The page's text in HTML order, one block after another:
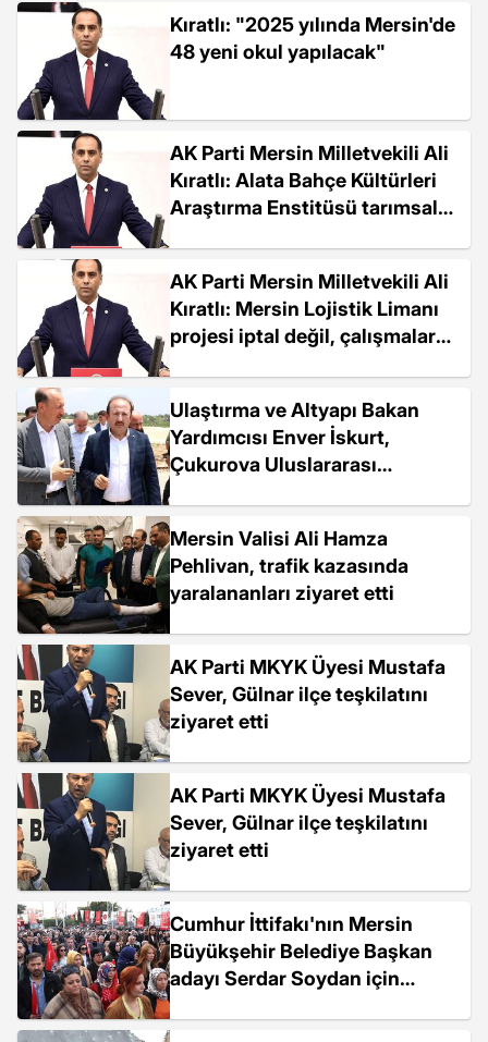
Kıratlı: "2025 yılında Mersin'de
48 yeni okul yapılacak"
AK Parti Mersin Milletvekili Ali
Kıratlı: Alata Bahçe Kültürleri
Araştırma Enstitüsü tarımsal
AK Parti Mersin Milletvekili Ali
Kıratlı: Mersin Lojistik Limanı
projesi iptal değil, çalışmalar
Ulaştırma ve Altyapı Bakan
Yardımcısı Enver İskurt,
Çukurova Uluslararası
incelemede bulundu
Mersin Valisi Ali Hamza
Pehlivan, trafik kazasında
yaralananları ziyaret etti
AK Parti MKYK Üyesi Mustafa
Sever, Gülnar ilçe teşkilatını
ziyaret etti
AK Parti MKYK Üyesi Mustafa
Sever, Gülnar ilçe teşkilatını
ziyaret etti
Cumhur İttifakı'nın Mersin
Büyükşehir Belediye Başkan
adayı Serdar Soydan için